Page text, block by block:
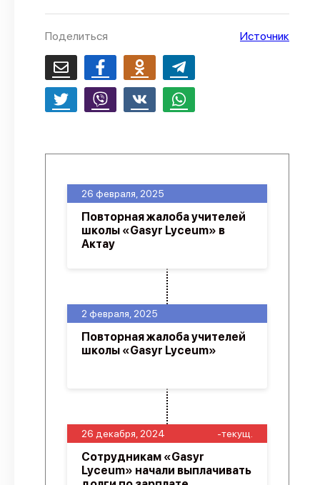
Поделиться Источник
26 декабря, 2024 -текущ.
Сотрудникам «Gasyr
Lyceum» начали выплачивать
2 февраля, 2025
Повторная жалоба учителей
школы «Gasyr Lyceum»
26 февраля, 2025
Повторная жалоба учителей
школы «Gasyr Lyceum» в
Актау